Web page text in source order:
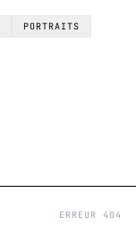
PORTRAITS
ERREUR 404